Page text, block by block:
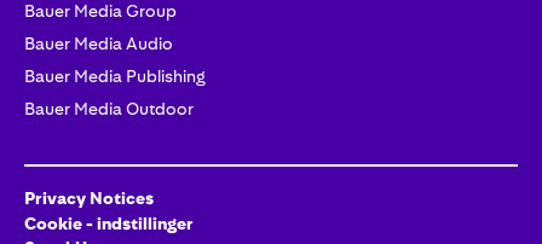
Bauer Media Group
Bauer Media Audio
Bauer Media Publishing
Bauer Media Outdoor
Privacy Notices
Cookie - indstillinger